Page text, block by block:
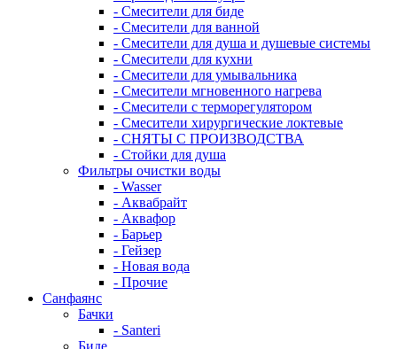
- Смесители для биде
- Смесители для ванной
- Смесители для душа и душевые системы
- Смесители для кухни
- Смесители для умывальника
- Смесители мгновенного нагрева
- Смесители с терморегулятором
- Смесители хирургические локтевые
- СНЯТЫ С ПРОИЗВОДСТВА
- Стойки для душа
Фильтры очистки воды
- Wasser
- Аквабрайт
- Аквафор
- Барьер
- Гейзер
- Новая вода
- Прочие
Санфаянс
Бачки
- Santeri
Биде